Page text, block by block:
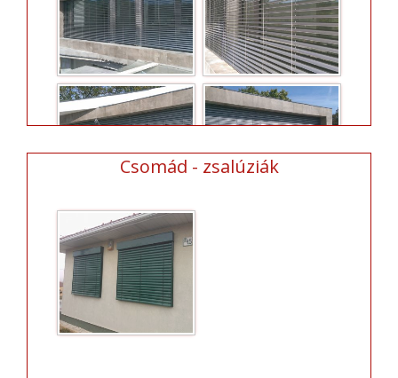
Csomád - zsalúziák